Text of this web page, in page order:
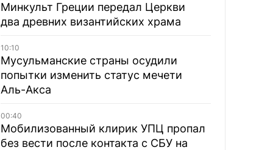
Минкульт Греции передал Церкви
два древних византийских храма
10:10
Мусульманские страны осудили
попытки изменить статус мечети
Аль-Акса
00:40
Мобилизованный клирик УПЦ пропал
без вести после контакта с СБУ на